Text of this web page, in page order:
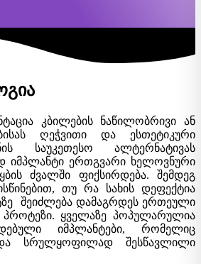
კბილების ნაწილობრივი ან
ღეჭვითი და ესთეტიკური
საუკეთესო ალტერნატივას
იმპლანტი ერთგვარი ხელოვნური
ძვალში ფიქსირდება. შემდეგ
თუ რა სახის დეფექტია
შეიძლება დამაგრდეს ერთეული
პროტეზი. ყველაზე პოპულარულია
იმპლანტები, რომელიც
სრულყოფილად შესწავლილი